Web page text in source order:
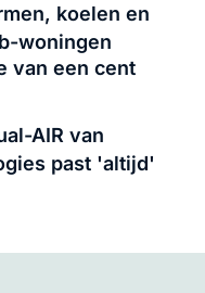
koelen en
woningen
van een cent
AIR van
past 'altijd'